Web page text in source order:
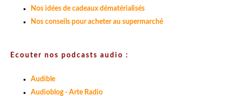
Nos idées de cadeaux dématérialisés
Nos conseils pour acheter au supermarché
Ecouter nos podcasts audio :
Audible
Audioblog - Arte Radio